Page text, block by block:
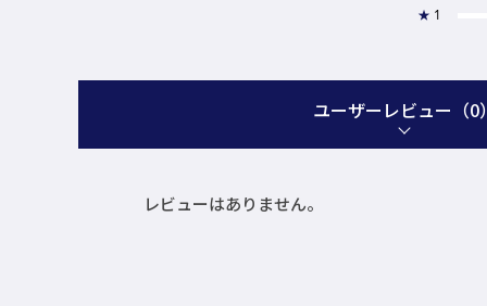
★ 1
ユーザーレビュー （0）
レビューはありません。